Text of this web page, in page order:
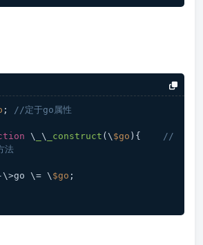
; //定于go属性
\ \ _construct ( \ $go ) { //
法
\>go \= \ $go ;